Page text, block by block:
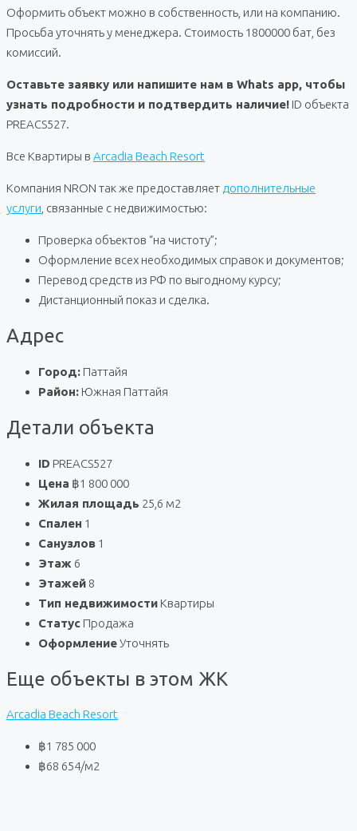
Оформить объект можно в собственность, или на компанию.
Просьба уточнять у менеджера. Стоимость 1800000 бат, без
комиссий.
Оставьте заявку или напишите нам в Whats app, чтобы
узнать подробности и подтвердить наличие! ID объекта
PREACS527.
Все Квартиры в Arcadia Beach Resort
Компания NRON так же предоставляет дополнительные
услуги , связанные с недвижимостью:
Проверка объектов “на чистоту”;
Оформление всех необходимых справок и документов;
Перевод средств из РФ по выгодному курсу;
Дистанционный показ и сделка.
Адрес
Город: Паттайя
Район: Южная Паттайя
Детали объекта
ID PREACS527
Цена ฿1 800 000
Жилая площадь 25,6 м2
Спален 1
Санузлов 1
Этаж 6
Этажей 8
Тип недвижимости Квартиры
Статус Продажа
ОформлениеУточнять
Еще объекты в этом ЖК
Arcadia Beach Resort
฿1 785 000
฿68 654/м2